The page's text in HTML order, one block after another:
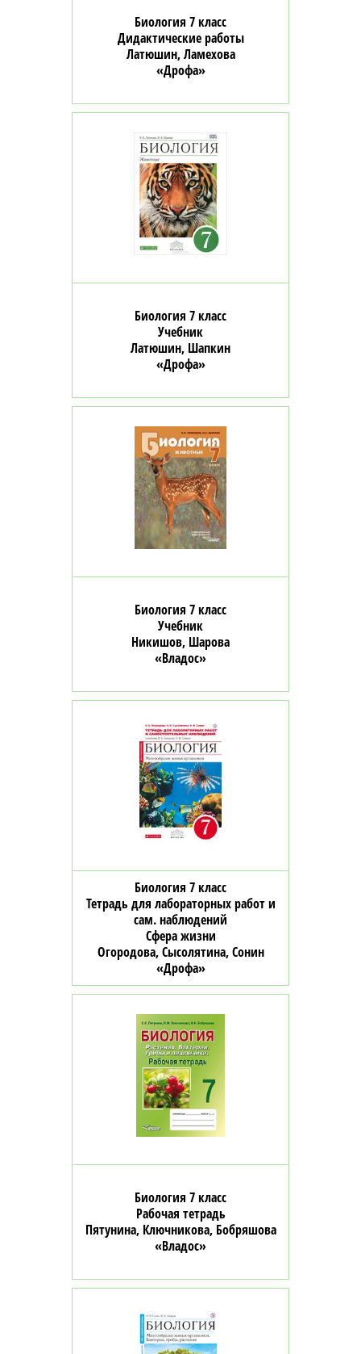
Биология 7 класс
Дидактические работы
Латюшин, Ламехова
«Дрофа»
Биология 7 класс
Учебник
Латюшин, Шапкин
«Дрофа»
Биология 7 класс
Учебник
Никишов, Шарова
«Владос»
Биология 7 класс
Тетрадь для лабораторных работ и
сам. наблюдений
Сфера жизни
Огородова, Сысолятина, Сонин
«Дрофа»
Биология 7 класс
Рабочая тетрадь
Пятунина, Ключникова, Бобряшова
«Владос»